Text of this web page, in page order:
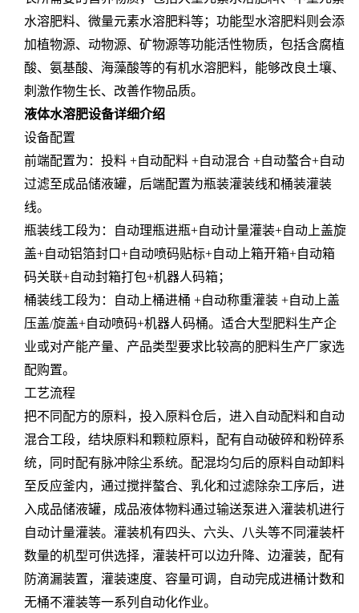
水溶肥料、微量元素水溶肥料等；功能型水溶肥料则会添
加植物源、动物源、矿物源等功能活性物质，包括含腐植
酸、氨基酸、海藻酸等的有机水溶肥料，能够改良土壤、
刺激作物生长、改善作物品质。
液体水溶肥设备详细介绍
设备配置
前端配置为：投料 +自动配料 +自动混合 +自动螯合+自动
过滤至成品储液罐，后端配置为瓶装灌装线和桶装灌装
线。
瓶装线工段为：自动理瓶进瓶+自动计量灌装+自动上盖旋
盖+自动铝箔封口+自动喷码贴标+自动上箱开箱+自动箱
码关联+自动封箱打包+机器人码箱；
桶装线工段为：自动上桶进桶 +自动称重灌装 +自动上盖
压盖/旋盖+自动喷码+机器人码桶。适合大型肥料生产企
业或对产能产量、产品类型要求比较高的肥料生产厂家选
配购置。
工艺流程
把不同配方的原料，投入原料仓后，进入自动配料和自动
混合工段，结块原料和颗粒原料，配有自动破碎和粉碎系
统，同时配有脉冲除尘系统。配混均匀后的原料自动卸料
至反应釜内，通过搅拌螯合、乳化和过滤除杂工序后，进
入成品储液罐，成品液体物料通过输送泵进入灌装机进行
自动计量灌装。灌装机有四头、六头、八头等不同灌装杆
数量的机型可供选择，灌装杆可以边升降、边灌装，配有
防滴漏装置，灌装速度、容量可调，自动完成进桶计数和
无桶不灌装等一系列自动化作业。